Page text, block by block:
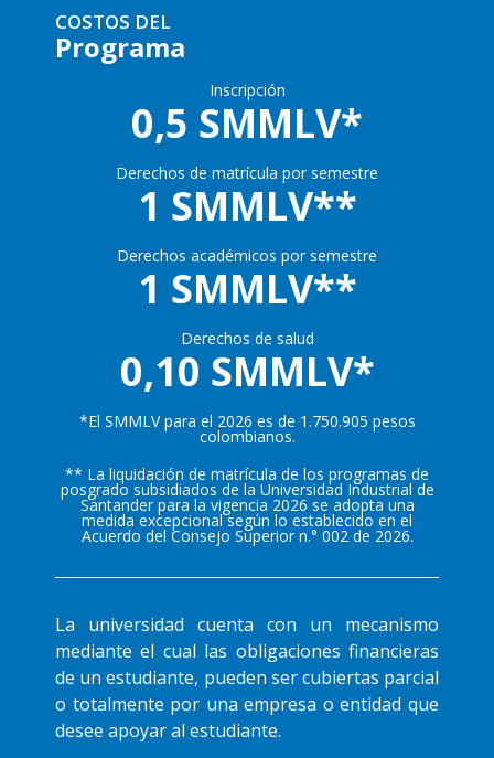
COSTOS DEL
Programa
Inscripción
0,5 SMMLV*
Derechos de matrícula por semestre
1 SMMLV**
Derechos académicos por semestre
1 SMMLV**
Derechos de salud
0,10 SMMLV*
*El SMMLV para el 2026 es de 1.750.905 pesos
colombianos.
** La liquidación de matrícula de los programas de
posgrado subsidiados de la Universidad Industrial de
Santander para la vigencia 2026 se adopta una
medida excepcional según lo establecido en el
Acuerdo del Consejo Superior n.° 002 de 2026.
La universidad cuenta con un mecanismo
mediante el cual las obligaciones financieras
de un estudiante, pueden ser cubiertas parcial
o totalmente por una empresa o entidad que
desee apoyar al estudiante.